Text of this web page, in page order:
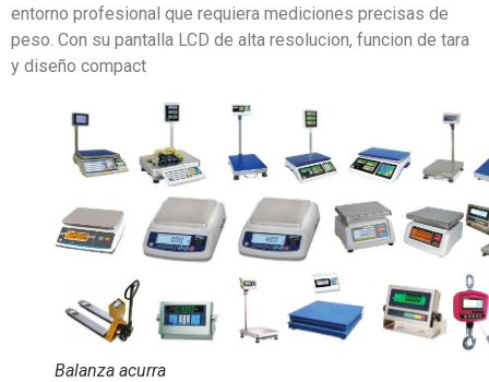
entorno profesional que requiera mediciones precisas de
peso. Con su pantalla LCD de alta resolucion, funcion de tara
y diseño compact
Balanza acurra